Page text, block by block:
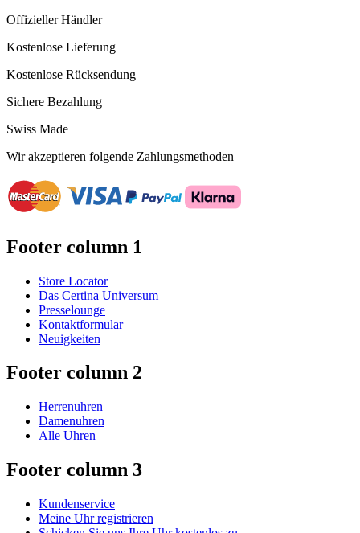
Offizieller Händler
Kostenlose Lieferung
Kostenlose Rücksendung
Sichere Bezahlung
Swiss Made
Wir akzeptieren folgende Zahlungsmethoden
Footer column 1
Store Locator
Das Certina Universum
Presselounge
Kontaktformular
Neuigkeiten
Footer column 2
Herrenuhren
Damenuhren
Alle Uhren
Footer column 3
Kundenservice
Meine Uhr registrieren